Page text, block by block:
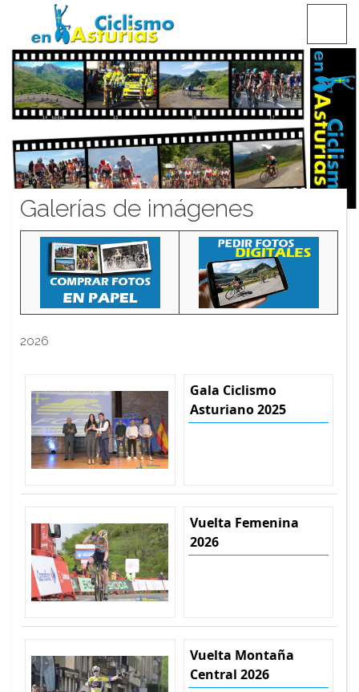
CICLISMO EN ASTURIAS
Galerías de imágenes
2026
Gala Ciclismo
Asturiano 2025
Vuelta Femenina
2026
Vuelta Montaña
Central 2026